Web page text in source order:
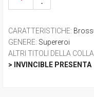
CARATTERISTICHE:
GENERE: Supereroi
ALTRI TITOLI DELLA
> INVINCIBLE PRESENTA